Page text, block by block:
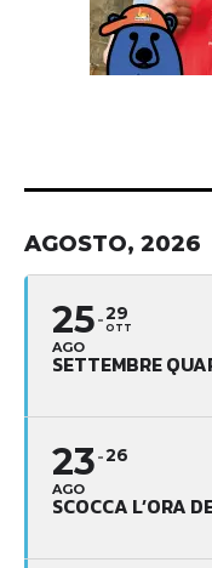
AGOSTO, 2026
25
AGO
29
OTT
SETTEMBRE
23
AGO
26
SCOCCA L’ORA